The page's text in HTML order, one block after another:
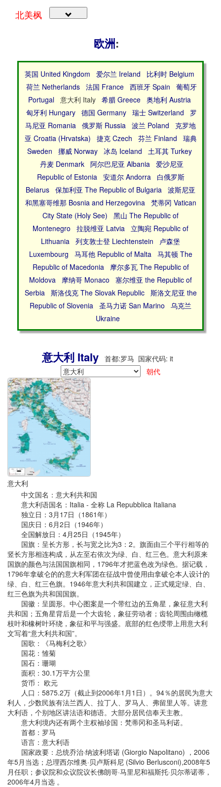
北美枫
欧洲:
英国 United Kingdom 爱尔兰 Ireland
比利时 Belgium
荷兰 Netherlands 法国 France 西班牙 Spain
葡萄牙
Portugal 意大利 Italy 希腊 Greece 奥地利 Austria
匈牙利 Hungary 德国 Germany 瑞士 Switzerland
罗
马尼亚 Romania
俄罗斯 Russia 波兰 Poland
克罗地
亚 Croatia (Hrvatska)
捷克 Czech 芬兰 Finland
瑞典
Sweden
挪威 Norway 冰岛 Iceland
土耳其 Turkey
丹麦 Denmark
阿尔巴尼亚 Albania
爱沙尼亚
Republic of Estonia
安道尔 Andorra
白俄罗斯
Belarus 保加利亚 The Republic of Bulgaria
波斯尼亚
和黑塞哥维那 Bosnia and Herzegovina
梵蒂冈 Vatican
City State (Holy See)
黑山 The Republic of
Montenegro
拉脱维亚 Latvia
立陶宛 Republic of
Lithuania
列支敦士登 Liechtenstein
卢森堡
Luxembourg
马耳他 Republic of Malta
马其顿 The
Republic of Macedonia
摩尔多瓦 The Republic of
Moldova
摩纳哥 Monaco
塞尔维亚 the Republic of
Serbia
斯洛伐克 The Slovak Republic
斯洛文尼亚 the
Republic of Slovenia
圣马力诺 San Marino
乌克兰
Ukraine
意大利 Italy 首都:罗马 国家代码: it
朝代
意大利
中文国名：意大利共和国
意大利语国名：Italia - 全称 La Repubblica Italiana
独立日：3月17日（1861年）
国庆日：6月2日（1946年）
全国解放日：4月25日（1945年）
国旗：呈长方形，长与宽之比为3：2。旗面由三个平行相等的
竖长方形相连构成，从左至右依次为绿、白、红三色。意大利原来
国旗的颜色与法国国旗相同，1796年才把蓝色改为绿色。据记载，
1796年拿破仑的的意大利军团在征战中曾使用由拿破仑本人设计的
绿、白、红三色旗。1946年意大利共和国建立，正式规定绿、白、
红三色旗为共和国国旗。
国徽：呈圆形。中心图案是一个带红边的五角星，象征意大利
共和国；五角星背后是一个大齿轮，象征劳动者；齿轮周围由橄榄
枝叶和橡树叶环绕，象征和平与强盛。底部的红色绶带上用意大利
文写着“意大利共和国”。
国歌：《马梅利之歌》
国花：雏菊
国石：珊瑚
面积：30.1万平方公里
货币： 欧元
人口：5875.2万（截止到2006年1月1日）。94％的居民为意大
利人，少数民族有法兰西人、拉丁人、罗马人、弗留里人等。讲意
大利语，个别地区讲法语和德语。大部分居民信奉天主教。
意大利境内还有两个主权袖珍国：梵蒂冈和圣马利诺。
首都：罗马
语言：意大利语
国家政要：总统乔治·纳波利塔诺 (Giorgio Napolitano) ，2006
年5月当选；总理西尔维奥·贝卢斯科尼 (Silvio Berlusconi),2008年5
月任职；参议院和众议院议长佛朗哥·马里尼和福斯托·贝尔蒂诺蒂，
2006年4月当选 。